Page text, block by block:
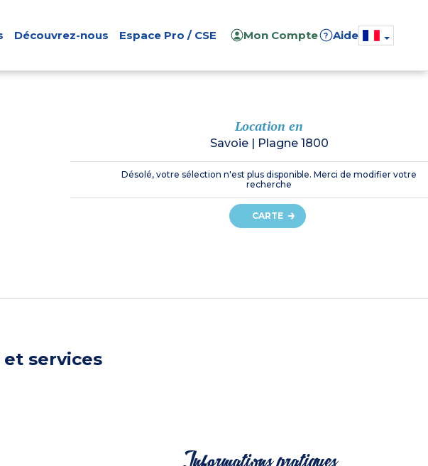
Découvrez-nous Espace Pro / CSE Mon Compte ? Aide
Location en
Savoie| Plagne 1800
Désolé, votre sélection n'est plus disponible. Merci de modifier votre
recherche
CARTE
et services
Informations pratiques